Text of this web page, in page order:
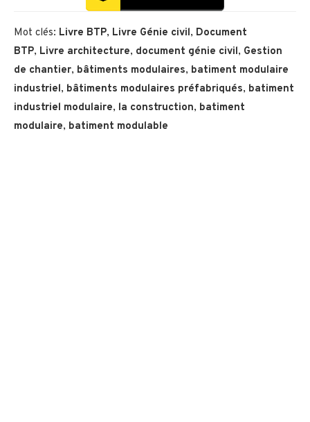
Mot clés: Livre BTP, Livre Génie civil, Document
BTP, Livre architecture, document génie civil, Gestion
de chantier, bâtiments modulaires, batiment modulaire
industriel, bâtiments modulaires préfabriqués, batiment
industriel modulaire, la construction, batiment
modulaire, batiment modulable